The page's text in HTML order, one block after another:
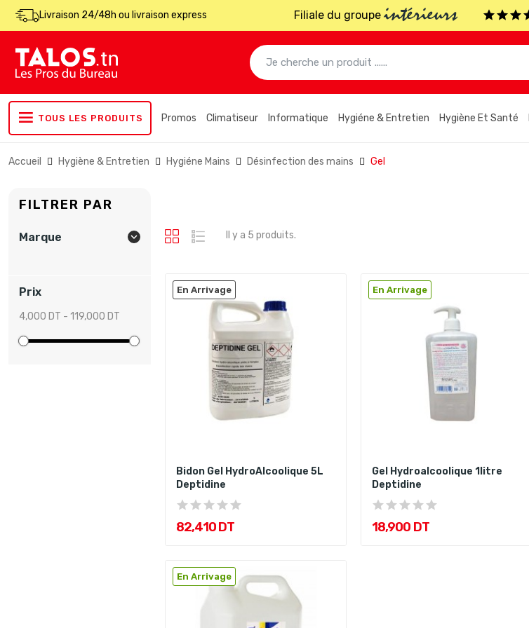
Livraison 24/48h ou livraison express Filiale du groupeintérieurs
TOUS LES PRODUITS Promos Climatiseur Informatique Hygiéne & Entretien Hygiène Et Santé
Accueil Hygiène & Entretien Hygiéne Mains Désinfection des mains Gel
FILTRER PAR
Marque 
Prix
4,000 DT - 119,000 DT
Il y a 5 produits.
En Arrivage
Bidon Gel HydroAlcoolique 5L
Deptidine
82,410 DT
En Arrivage
Gel Hydroalcoolique 1litre
Deptidine
18,900 DT
En Arrivage